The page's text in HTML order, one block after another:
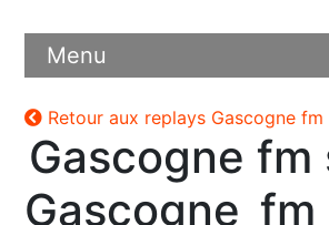
Menu
Retour aux replays Gascogne
Gascogne